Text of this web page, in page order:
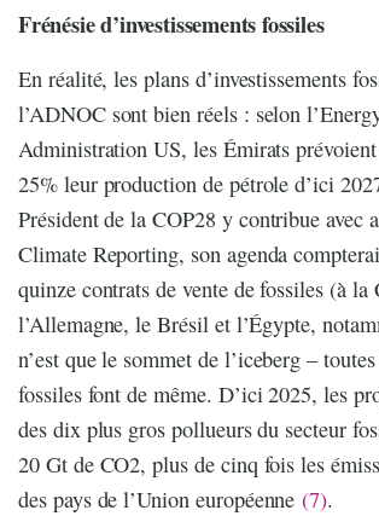
Frénésie d’investissements fossiles
En réalité, les plans d’investissements
l’ADNOC sont bien réels : selon
Administration US, les Émirats prévoient
25% leur production de pétrole d’ici
Président de la COP28 y contribue avec
Climate Reporting, son agenda
quinze contrats de vente de fossiles (à la
l’Allemagne, le Brésil et l’Égypte,
n’est que le sommet de l’iceberg –
fossiles font de même. D’ici 2025, les
des dix plus gros pollueurs du secteur
20 Gt de CO2, plus de cinq fois les
des pays de l’Union européenne (7).